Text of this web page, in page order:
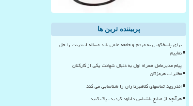
پربیننده ترین ها
برای پاسخگویی به مردم و جامعه علمی باید مساله اینترنت را حل
نماییم
پیام مدیرعامل همراه اول به دنبال شهادت یکی از کارکنان
مخابرات هرمزگان
اندروید تماسهای کلاهبرداران را شناسایی می کند
هرآنچه از منابع ناشناس دانلود کردید، پاک کنید